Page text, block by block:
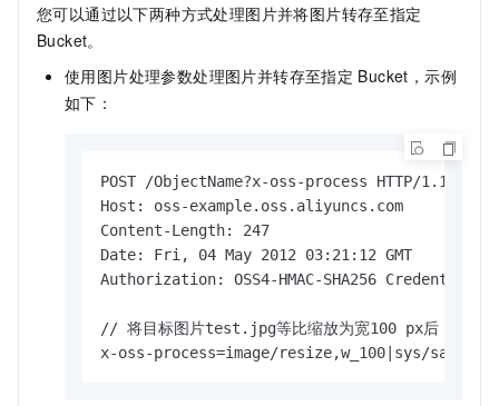
您可以通过以下两种方式处理图片并将图片转存至指定
Bucket。
使用图片处理参数处理图片并转存至指定 Bucket，示例
如下：
POST /ObjectName?x-oss-process HTTP/1.1
Host: oss-example.oss.aliyuncs.com
Content-Length: 247
Date: Fri, 04 May 2012 03:21:12 GMT
Authorization: OSS4-HMAC-SHA256
// 将目标图片test.jpg等比缩放为宽100 px后，保存
x-oss-process=image/resize,w_100|sys/